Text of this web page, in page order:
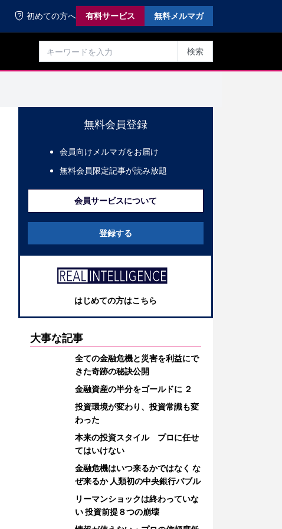
初めての方へ 有料サービス 無料メルマガ
検索
無料会員登録
会員向けメルマガをお届け
無料会員限定記事が読み放題
会員サービスについて
登録する
はじめての方はこちら
大事な記事
全ての金融危機と災害を利益にで
きた奇跡の秘訣公開
金融資産の半分をゴールドに ２
投資環境が変わり、投資常識も変
わった
本来の投資スタイル プロに任せ
てはいけない
金融危機はいつ来るかではなく な
ぜ来るか 人類初の中央銀行バブル
リーマンショックは終わっていな
い 投資前提８つの崩壊